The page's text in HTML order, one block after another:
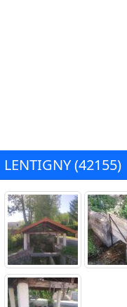
LENTIGNY (42155)